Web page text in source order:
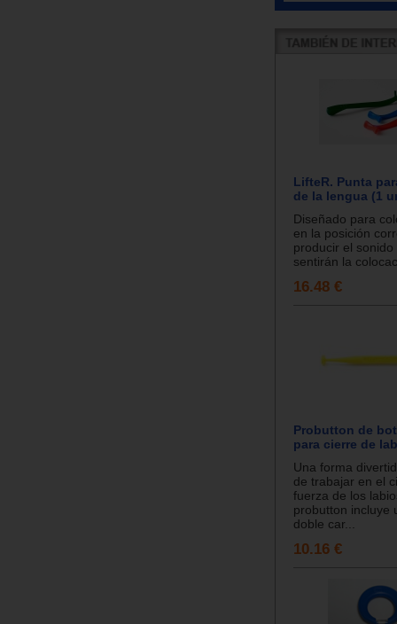
LifteR. Punta
de la lengua (1
Diseñado para
en la posición
producir el
sentirán la
16.48 €
Probutton de
para cierre de
Una forma
de trabajar en el
fuerza de los
probutton incluye
doble car...
10.16 €